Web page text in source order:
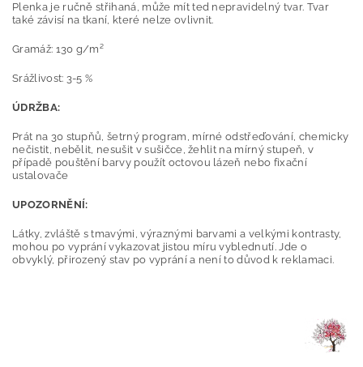
Plenka je ručně střihaná, může mít ted nepravidelný tvar. Tvar
také závisí na tkaní, které nelze ovlivnit.
Gramáž: 130 g/m²
Srážlivost: 3-5 %
ÚDRŽBA:
Prát na 30 stupňů, šetrný program, mírné odstřeďování, chemicky
nečistit, nebělit, nesušit v sušičce, žehlit na mírný stupeň, v
případě pouštění barvy použít octovou lázeň nebo fixační
ustalovače
UPOZORNĚNÍ:
Látky, zvláště s tmavými, výraznými barvami a velkými kontrasty,
mohou po vyprání vykazovat jistou míru vyblednutí. Jde o
obvyklý, přirozený stav po vyprání a není to důvod k reklamaci.